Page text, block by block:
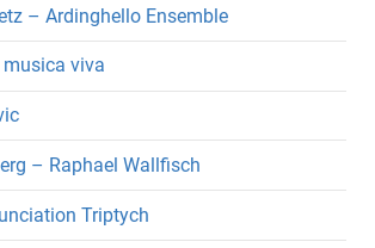
– Ardinghello Ensemble
viva
– Raphael Wallfisch
Triptych